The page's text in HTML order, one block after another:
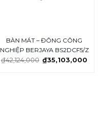
BÀN MÁT – ĐÔNG CÔNG
NGHIỆP BERJAYA BS2DCF5/Z
₫42,124,000 ₫35,103,000